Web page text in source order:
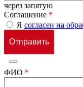
через запятую
Соглашение *
Я согласен на
ФИО *